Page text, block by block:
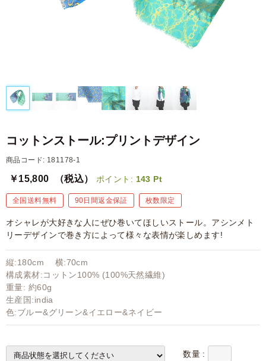
コットンストール:プリントデザイン
商品コード: 181178-1
￥15,800 （税込） ポイント: 143 Pt
全国送料無料 90日間返金保証 枚数限定
オシャレが大好きな人にぜひ巻いてほしいストール。アシンメト
リーデザインで巻き方によって様々な表情が楽しめます!
縦:180cm 横:70cm
構成素材:コットン100% (100%天然繊維)
重量: 約60g
生産国:india
色:ブルー&グリーン&イエロー&ネイビー
数量 :